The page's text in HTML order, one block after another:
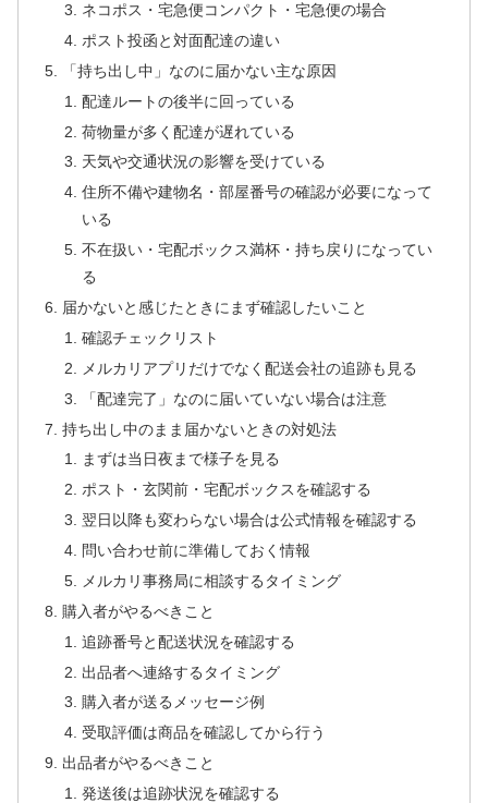
ネコポス・宅急便コンパクト・宅急便の場合
ポスト投函と対面配達の違い
「持ち出し中」なのに届かない主な原因
配達ルートの後半に回っている
荷物量が多く配達が遅れている
天気や交通状況の影響を受けている
住所不備や建物名・部屋番号の確認が必要になって
いる
不在扱い・宅配ボックス満杯・持ち戻りになってい
る
届かないと感じたときにまず確認したいこと
確認チェックリスト
メルカリアプリだけでなく配送会社の追跡も見る
「配達完了」なのに届いていない場合は注意
持ち出し中のまま届かないときの対処法
まずは当日夜まで様子を見る
ポスト・玄関前・宅配ボックスを確認する
翌日以降も変わらない場合は公式情報を確認する
問い合わせ前に準備しておく情報
メルカリ事務局に相談するタイミング
購入者がやるべきこと
追跡番号と配送状況を確認する
出品者へ連絡するタイミング
購入者が送るメッセージ例
受取評価は商品を確認してから行う
出品者がやるべきこと
発送後は追跡状況を確認する